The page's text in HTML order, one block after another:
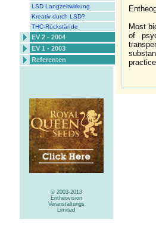
LSD Langzeitwirkung
Kreativ durch LSD?
THC-Rückstände
EV 2 - 2004
EV 1 - 2003
Referenten
© 2003-2013
Entheovision
Veranstaltungs
Limited
Most
of